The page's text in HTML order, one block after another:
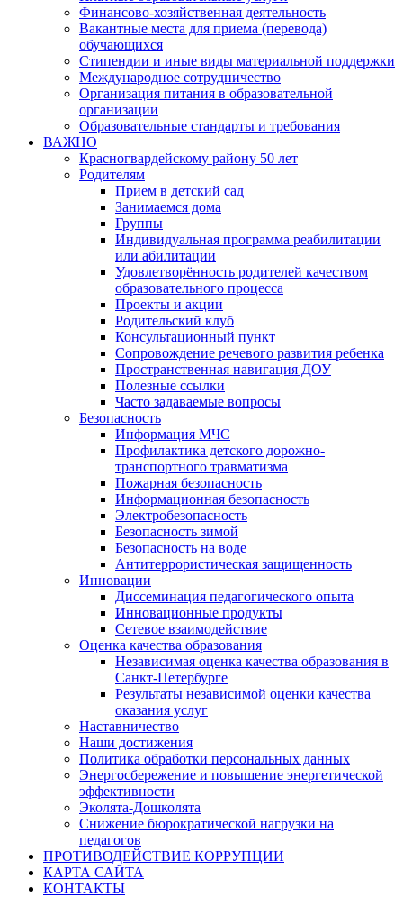
Финансово-хозяйственная деятельность
Вакантные места для приема (перевода)
обучающихся
Стипендии и иные виды материальной поддержки
Международное сотрудничество
Организация питания в образовательной
организации
Образовательные стандарты и требования
ВАЖНО
Красногвардейскому району 50 лет
Родителям
Прием в детский сад
Занимаемся дома
Группы
Индивидуальная программа реабилитации
или абилитации
Удовлетворённость родителей качеством
образовательного процесса
Проекты и акции
Родительский клуб
Консультационный пункт
Сопровождение речевого развития ребенка
Пространственная навигация ДОУ
Полезные ссылки
Часто задаваемые вопросы
Безопасность
Информация МЧС
Профилактика детского дорожно-
транспортного травматизма
Пожарная безопасность
Информационная безопасность
Электробезопасность
Безопасность зимой
Безопасность на воде
Антитеррористическая защищенность
Инновации
Диссеминация педагогического опыта
Инновационные продукты
Сетевое взаимодействие
Оценка качества образования
Независимая оценка качества образования в
Санкт-Петербурге
Результаты независимой оценки качества
оказания услуг
Наставничество
Наши достижения
Политика обработки персональных данных
Энергосбережение и повышение энергетической
эффективности
Эколята-Дошколята
Снижение бюрократической нагрузки на
педагогов
ПРОТИВОДЕЙСТВИЕ КОРРУПЦИИ
КАРТА САЙТА
КОНТАКТЫ